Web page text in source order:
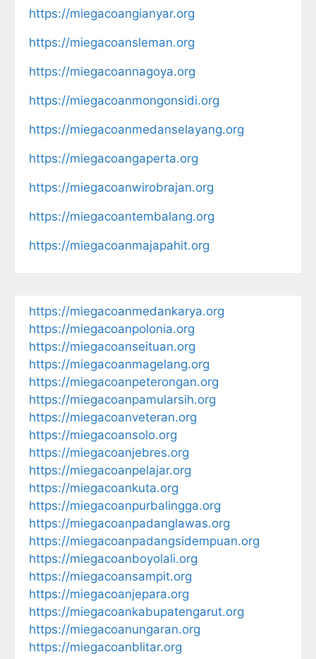
https://miegacoangianyar.org
https://miegacoansleman.org
https://miegacoannagoya.org
https://miegacoanmongonsidi.org
https://miegacoanmedanselayang.org
https://miegacoangaperta.org
https://miegacoanwirobrajan.org
https://miegacoantembalang.org
https://miegacoanmajapahit.org
https://miegacoanmedankarya.org
https://miegacoanpolonia.org
https://miegacoanseituan.org
https://miegacoanmagelang.org
https://miegacoanpeterongan.org
https://miegacoanpamularsih.org
https://miegacoanveteran.org
https://miegacoansolo.org
https://miegacoanjebres.org
https://miegacoanpelajar.org
https://miegacoankuta.org
https://miegacoanpurbalingga.org
https://miegacoanpadanglawas.org
https://miegacoanpadangsidempuan.org
https://miegacoanboyolali.org
https://miegacoansampit.org
https://miegacoanjepara.org
https://miegacoankabupatengarut.org
https://miegacoanungaran.org
https://miegacoanblitar.org